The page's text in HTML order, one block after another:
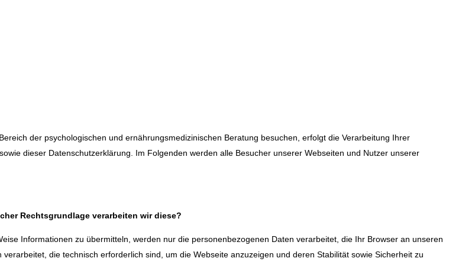
der psychologischen und ernährungsmedizinischen Beratung besuchen, erfolgt die Verarbeitung Ihrer
dieser Datenschutzerklärung. Im Folgenden werden alle Besucher unserer Webseiten und Nutzer unserer
Rechtsgrundlage verarbeiten wir diese?
Informationen zu übermitteln, werden nur die personenbezogenen Daten verarbeitet, die Ihr Browser an unseren
die technisch erforderlich sind, um die Webseite anzuzeigen und deren Stabilität sowie Sicherheit zu